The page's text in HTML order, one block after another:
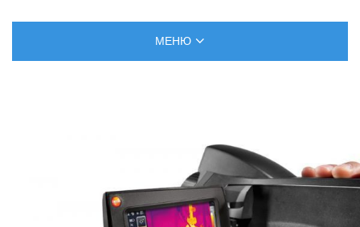
МЕНЮ
ИНВЕРТОРНЫЕ КОНДИЦИОНЕРЫ